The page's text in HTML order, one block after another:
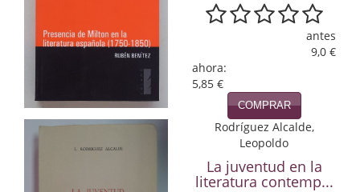
Infantil y juvenil. Nuevo!!
Infantil y juvenil. Nuevo!!!
antes
9,0 €
ahora:
5,85 €
COMPRAR
Rodríguez Alcalde,
Leopoldo
La juventud en la
literatura contemp...